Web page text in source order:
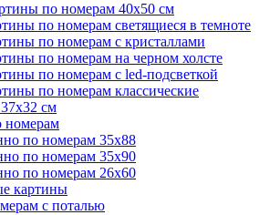
по номерам 40х50 см
по номерам светящиеся в темноте
по номерам с кристаллами
по номерам на черном холсте
по номерам с led-подсветкой
по номерам классические
см
номерам
по номерам 35х88
по номерам 35х90
по номерам 26х60
картины
с поталью